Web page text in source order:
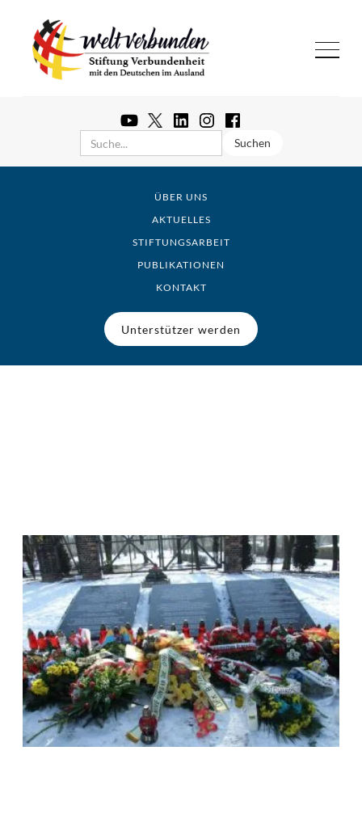
ÜBER UNS
AKTUELLES
STIFTUNGSARBEIT
PUBLIKATIONEN
KONTAKT
Unterstützer werden